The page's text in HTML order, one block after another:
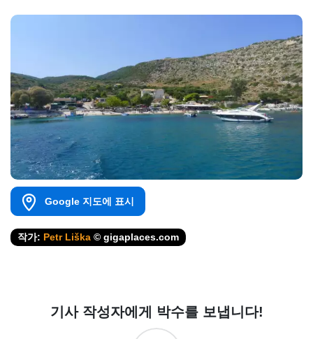
Google 지도에 표시
작가: Petr Liška © gigaplaces.com
기사 작성자에게 박수를 보냅니다!